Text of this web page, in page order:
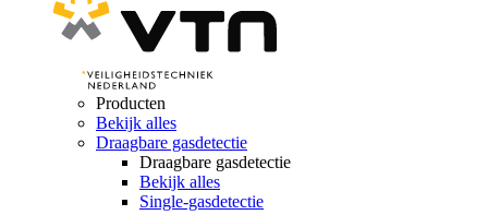
Producten
Bekijk alles
Draagbare gasdetectie
Draagbare gasdetectie
Bekijk alles
Single-gasdetectie